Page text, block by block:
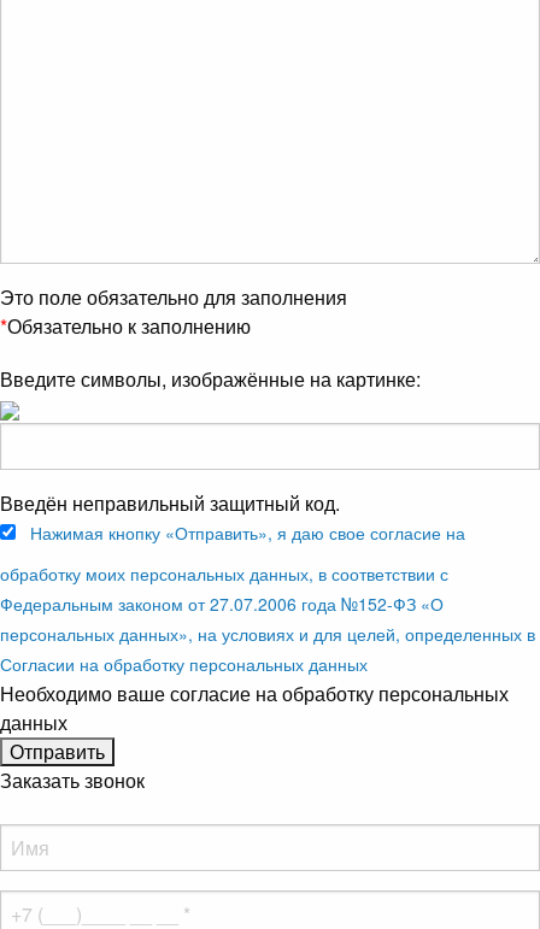
Это поле обязательно для заполнения
*Обязательно к заполнению
Введите символы, изображённые на картинке:
Введён неправильный защитный код.
Нажимая кнопку «Отправить», я даю свое согласие на
обработку моих персональных данных, в соответствии с
Федеральным законом от 27.07.2006 года №152-ФЗ «О
персональных данных», на условиях и для целей, определенных в
Согласии на обработку персональных данных
Необходимо ваше согласие на обработку персональных
данных
Заказать звонок